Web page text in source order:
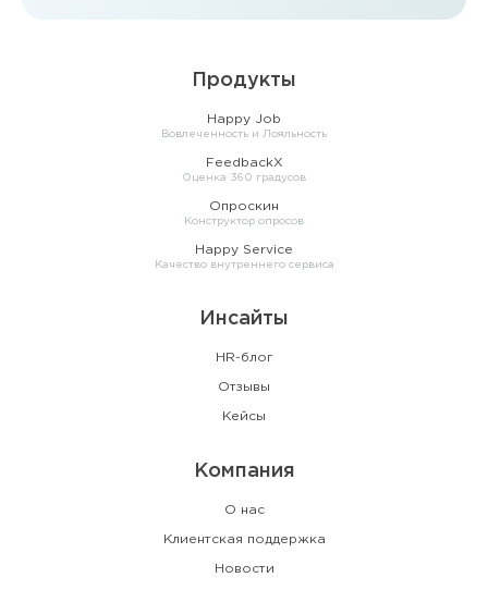
Продукты
Happy Job
Вовлеченность и Лояльность
FeedbackX
Оценка 360 градусов
Опроскин
Конструктор опросов
Happy Service
Качество внутреннего сервиса
Инсайты
HR-блог
Отзывы
Кейсы
Компания
О нас
Клиентская поддержка
Новости